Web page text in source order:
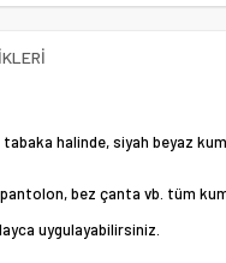
tabaka halinde, siyah beyaz
bez çanta vb. tüm
uygulayabilirsiniz.